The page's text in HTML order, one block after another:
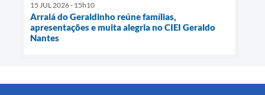
15 JUL 2026 - 15h10
Arraiá do Geraldinho reúne famílias,
apresentações e muita alegria no CIEI Geraldo
Nantes